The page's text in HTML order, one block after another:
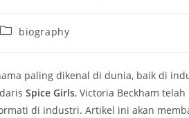
Postbiography
paling dikenal di dunia, baik di
Spice Girls, Victoria Beckham
di industri. Artikel ini akan